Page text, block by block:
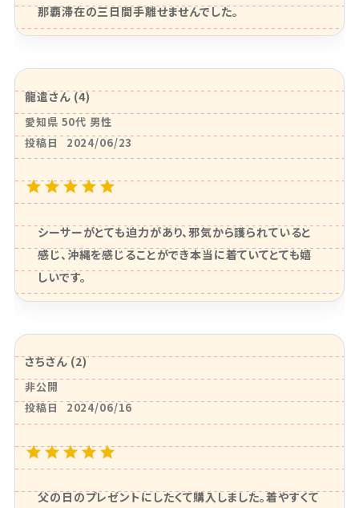
那覇滞在の三日間手離せませんでした。
龍遣 4
愛知県 50代 男性
投稿日
2024/06/23
シーサーがとても迫力があり、邪気から護られていると
感じ、沖縄を感じることができ本当に着ていてとても嬉
しいです。
さち 2
非公開
投稿日
2024/06/16
父の日のプレゼントにしたくて購入しました。着やすくて